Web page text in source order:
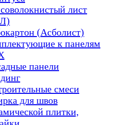
лист
(Асболист)
к панелям
панели
смеси
для швов
плитки,